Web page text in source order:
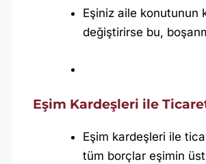
Eşiniz aile konutunun
değiştirirse bu,
Eşim Kardeşleri ile
Eşim kardeşleri ile
tüm borçlar eşimin